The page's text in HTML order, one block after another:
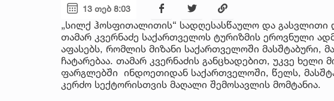
13 თებ 8:03
„სილქ ჰოსფითალითის“ სადღესასწაულო და გასვლითი
თამარ კვერნაძე საქართველოს ტურიზმის ეროვნული
აფასებს, რომლის მიზანი საქართველოში მასშტაბური,
ჩატარებაა. თამარ კვერნაძის განცხადებით, უკვე
ფარგლებში ინდოეთიდან საქართველოში, წელს,
კერძო სექტორისთვის მაღალი შემოსავლის მომტანია.